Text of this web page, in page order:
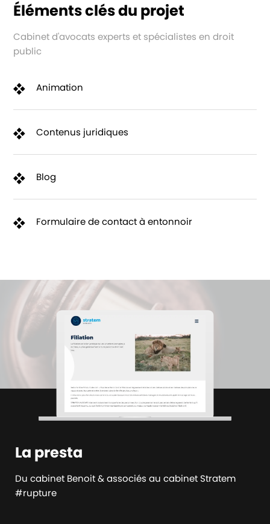
Éléments clés du projet
Cabinet d'avocats experts et spécialistes en droit
public
Animation
Contenus juridiques
Blog
Formulaire de contact à entonnoir
La presta
Du cabinet Benoit & associés au cabinet Stratem
#rupture